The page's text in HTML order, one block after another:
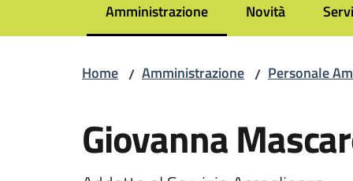
Amministrazione
Menu selezionato Novità
Home / Amministrazione / Personale
Giovanna